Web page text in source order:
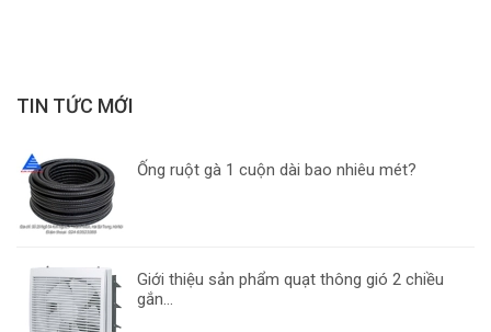
TIN TỨC MỚI
Ống ruột gà 1 cuộn dài bao nhiêu mét?
Giới thiệu sản phẩm quạt thông gió 2 chiều
gắn...